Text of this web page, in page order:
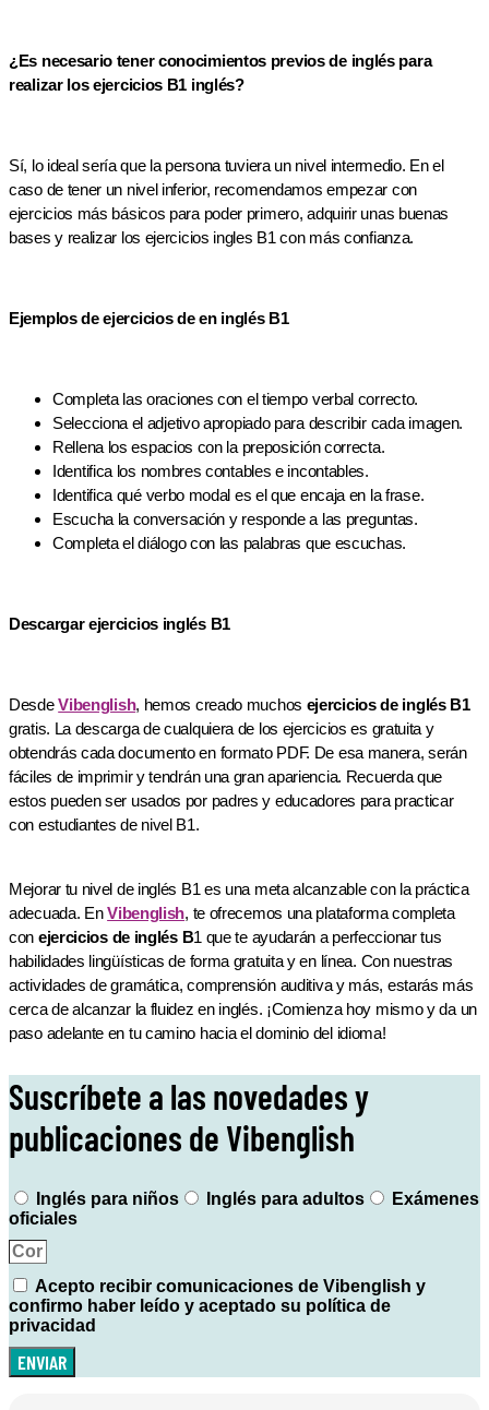
¿Es necesario tener conocimientos previos de inglés para
realizar los ejercicios B1 inglés?
Sí, lo ideal sería que la persona tuviera un nivel intermedio. En el
caso de tener un nivel inferior, recomendamos empezar con
ejercicios más básicos para poder primero, adquirir unas buenas
bases y realizar los ejercicios ingles B1 con más confianza.
Ejemplos de ejercicios de en inglés B1
Completa las oraciones con el tiempo verbal correcto.
Selecciona el adjetivo apropiado para describir cada imagen.
Rellena los espacios con la preposición correcta.
Identifica los nombres contables e incontables.
Identifica qué verbo modal es el que encaja en la frase.
Escucha la conversación y responde a las preguntas.
Completa el diálogo con las palabras que escuchas.
Descargar ejercicios inglés B1
DesdeVibenglish, hemos creado muchos ejercicios de inglés B1
gratis. La descarga de cualquiera de los ejercicios es gratuita y
obtendrás cada documento en formato PDF. De esa manera, serán
fáciles de imprimir y tendrán una gran apariencia. Recuerda que
estos pueden ser usados por padres y educadores para practicar
con estudiantes de nivel B1.
Mejorar tu nivel de inglés B1 es una meta alcanzable con la práctica
adecuada. EnVibenglish, te ofrecemos una plataforma completa
con ejercicios de inglés B1 que te ayudarán a perfeccionar tus
habilidades lingüísticas de forma gratuita y en línea. Con nuestras
actividades de gramática, comprensión auditiva y más, estarás más
cerca de alcanzar la fluidez en inglés. ¡Comienza hoy mismo y da un
paso adelante en tu camino hacia el dominio del idioma!
Suscríbete a las novedades y
publicaciones de Vibenglish
Inglés para niños Inglés para adultos
Exámenes
oficiales
Acepto recibir comunicaciones de Vibenglish y
confirmo haber leído y aceptado su política de
privacidad
ENVIAR